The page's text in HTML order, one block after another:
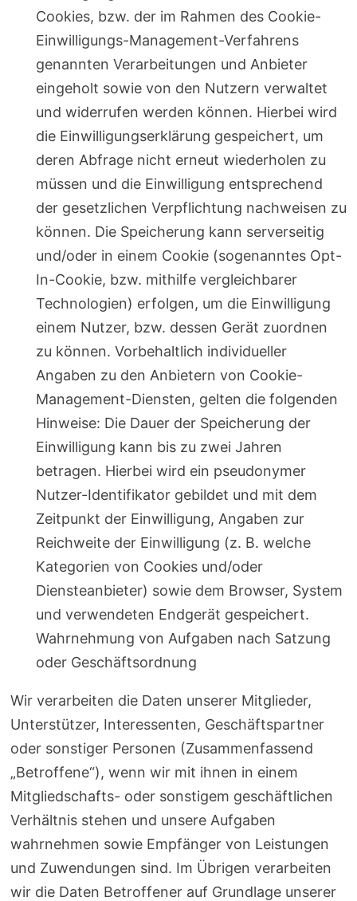
Cookies, bzw. der im Rahmen des Cookie-
Einwilligungs-Management-Verfahrens
genannten Verarbeitungen und Anbieter
eingeholt sowie von den Nutzern verwaltet
und widerrufen werden können. Hierbei wird
die Einwilligungserklärung gespeichert, um
deren Abfrage nicht erneut wiederholen zu
müssen und die Einwilligung entsprechend
der gesetzlichen Verpflichtung nachweisen zu
können. Die Speicherung kann serverseitig
und/oder in einem Cookie (sogenanntes Opt-
In-Cookie, bzw. mithilfe vergleichbarer
Technologien) erfolgen, um die Einwilligung
einem Nutzer, bzw. dessen Gerät zuordnen
zu können. Vorbehaltlich individueller
Angaben zu den Anbietern von Cookie-
Management-Diensten, gelten die folgenden
Hinweise: Die Dauer der Speicherung der
Einwilligung kann bis zu zwei Jahren
betragen. Hierbei wird ein pseudonymer
Nutzer-Identifikator gebildet und mit dem
Zeitpunkt der Einwilligung, Angaben zur
Reichweite der Einwilligung (z. B. welche
Kategorien von Cookies und/oder
Diensteanbieter) sowie dem Browser, System
und verwendeten Endgerät gespeichert.
Wahrnehmung von Aufgaben nach Satzung
oder Geschäftsordnung
Wir verarbeiten die Daten unserer Mitglieder,
Unterstützer, Interessenten, Geschäftspartner
oder sonstiger Personen (Zusammenfassend
„Betroffene“), wenn wir mit ihnen in einem
Mitgliedschafts- oder sonstigem geschäftlichen
Verhältnis stehen und unsere Aufgaben
wahrnehmen sowie Empfänger von Leistungen
und Zuwendungen sind. Im Übrigen verarbeiten
wir die Daten Betroffener auf Grundlage unserer